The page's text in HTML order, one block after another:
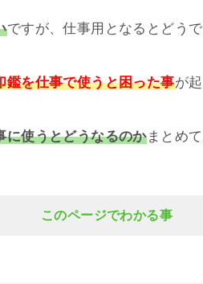
ですが、仕事用となるとどう
鑑を仕事で使うと困った事が
に使うとどうなるのかまとめて
このページでわかる事